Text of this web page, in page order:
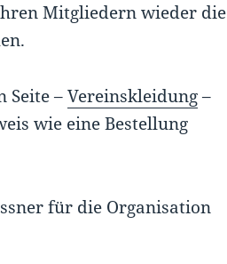
Mitgliedern wieder die
Seite –Vereinskleidung–
wie eine Bestellung
für die Organisation